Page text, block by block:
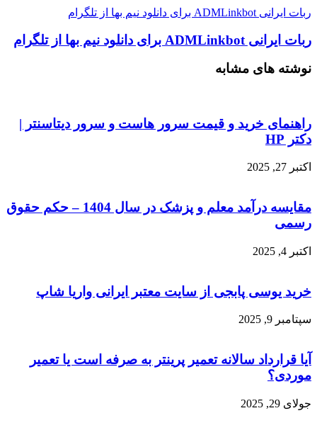
ربات ایرانی ADMLinkbot برای دانلود نیم بها از تلگرام
ربات ایرانی ADMLinkbot برای دانلود نیم بها از تلگرام
نوشته های مشابه
راهنمای خرید و قیمت سرور هاست و سرور دیتاسنتر |
دکتر HP
اکتبر 27, 2025
مقایسه درآمد معلم و پزشک در سال 1404 – حکم حقوق
رسمی
اکتبر 4, 2025
خرید یوسی پابجی از سایت معتبر ایرانی واریا شاپ
سپتامبر 9, 2025
آیا قرارداد سالانه تعمیر پرینتر به صرفه است یا تعمیر
موردی؟
جولای 29, 2025